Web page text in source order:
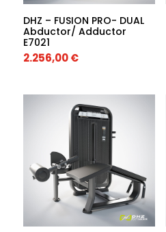
DHZ – FUSION PRO- DUAL
Abductor/ Adductor
E7021
2.256,00€